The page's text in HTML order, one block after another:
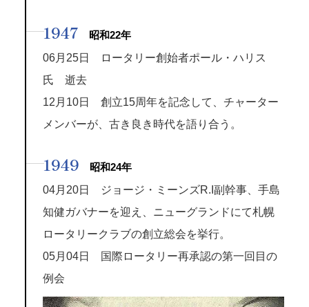
1947
昭和22年
06月25日 ロータリー創始者ポール・ハリス
氏 逝去
12月10日 創立15周年を記念して、チャーター
メンバーが、古き良き時代を語り合う。
1949
昭和24年
04月20日 ジョージ・ミーンズR.I副幹事、手島
知健ガバナーを迎え、ニューグランドにて札幌
ロータリークラブの創立総会を挙行。
05月04日 国際ロータリー再承認の第一回目の
例会